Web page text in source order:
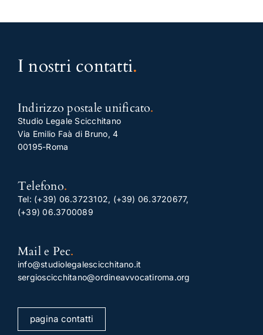
I nostri contatti.
Indirizzo postale unificato.
Studio Legale Scicchitano
Via Emilio Faà di Bruno, 4
00195-Roma
Telefono.
Tel: (+39) 06.3723102, (+39) 06.3720677,
(+39) 06.3700089
Mail e Pec.
info@studiolegalescicchitano.it
sergioscicchitano@ordineavvocatiroma.org
pagina contatti